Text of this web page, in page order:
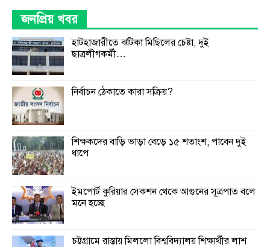
জনপ্রিয় খবর
হাটহাজারীতে ঝটিকা মিছিলের চেষ্টা, দুই
ছাত্রলীগকর্মী…
নির্বাচন ঠেকাতে কারা সক্রিয়?
শিক্ষকদের বাড়ি ভাড়া বেড়ে ১৫ শতাংশ, পাবেন দুই
ধাপে
ইমপোর্ট কুরিয়ার সেকশন থেকে আগুনের সূত্রপাত বলে
মনে হচ্ছে
চট্টগ্রামে রাস্তায় মিললো বিশ্ববিদ্যালয় শিক্ষার্থীর লাশ